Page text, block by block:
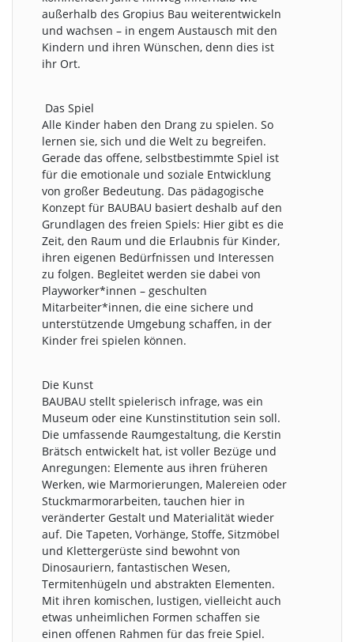
außerhalb des Gropius Bau weiterentwickeln
und wachsen – in engem Austausch mit den
Kindern und ihren Wünschen, denn dies ist
ihr Ort.
Das Spiel
Alle Kinder haben den Drang zu spielen. So
lernen sie, sich und die Welt zu begreifen.
Gerade das offene, selbstbestimmte Spiel ist
für die emotionale und soziale Entwicklung
von großer Bedeutung. Das pädagogische
Konzept für BAUBAU basiert deshalb auf den
Grundlagen des freien Spiels: Hier gibt es die
Zeit, den Raum und die Erlaubnis für Kinder,
ihren eigenen Bedürfnissen und Interessen
zu folgen. Begleitet werden sie dabei von
Playworker*innen – geschulten
Mitarbeiter*innen, die eine sichere und
unterstützende Umgebung schaffen, in der
Kinder frei spielen können.
Die Kunst
BAUBAU stellt spielerisch infrage, was ein
Museum oder eine Kunstinstitution sein soll.
Die umfassende Raumgestaltung, die Kerstin
Brätsch entwickelt hat, ist voller Bezüge und
Anregungen: Elemente aus ihren früheren
Werken, wie Marmorierungen, Malereien oder
Stuckmarmorarbeiten, tauchen hier in
veränderter Gestalt und Materialität wieder
auf. Die Tapeten, Vorhänge, Stoffe, Sitzmöbel
und Klettergerüste sind bewohnt von
Dinosauriern, fantastischen Wesen,
Termitenhügeln und abstrakten Elementen.
Mit ihren komischen, lustigen, vielleicht auch
etwas unheimlichen Formen schaffen sie
einen offenen Rahmen für das freie Spiel.